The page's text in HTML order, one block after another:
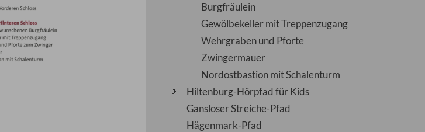
Burgfräulein
Gewölbekeller mit Treppenzugang
Wehrgraben und Pforte
Zwingermauer
Nordostbastion mit Schalenturm
Hiltenburg-Hörpfad für Kids
Gansloser Streiche-Pfad
Hägenmark-Pfad